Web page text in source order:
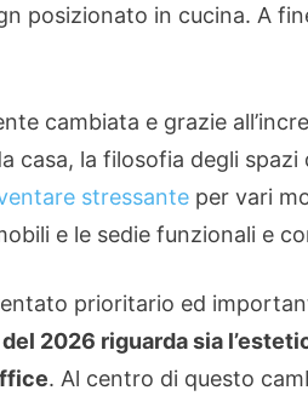
posizionato in cucina. A
cambiata e grazie
casa, la filosofia degli spazi
stressante per vari
e le sedie funzionali e
prioritario ed
2026 riguarda sia
. Al centro di questo